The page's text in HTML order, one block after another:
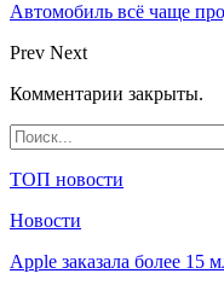
Автомобиль всё чаще
Prev Next
Комментарии закрыты.
ТОП новости
Новости
Apple заказала более 15